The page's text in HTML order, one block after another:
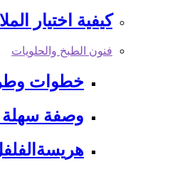
كيفية اختيار
فنون الطبخ والحلويات
خطوات
وصفة سهلة